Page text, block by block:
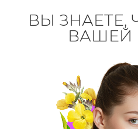
ВЫ ЗНАЕТЕ,
ВАШЕЙ